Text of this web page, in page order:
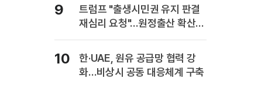
9
트럼프 "출생시민권 유지 판결
재심리 요청"…원정출산 확산
주장
10
한·UAE, 원유 공급망 협력 강
화…비상시 공동 대응체계 구축